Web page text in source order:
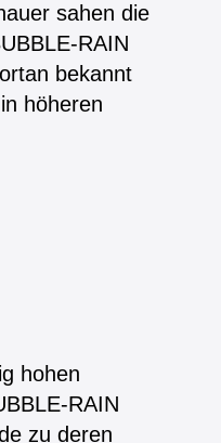
sahen die
RAIN
bekannt
höheren
hohen
RAIN
zu deren